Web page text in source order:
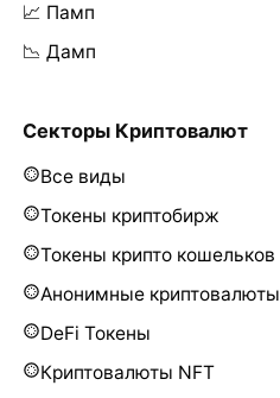
📈 Памп
📉 Дамп
Секторы Криптовалют
Все виды
Токены криптобирж
Токены крипто кошельков
Анонимные криптовалюты
DeFi Токены
Криптовалюты NFT